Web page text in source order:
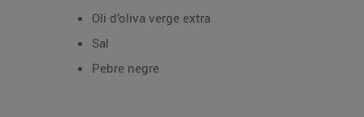
Oli d’oliva verge extra
Sal
Pebre negre